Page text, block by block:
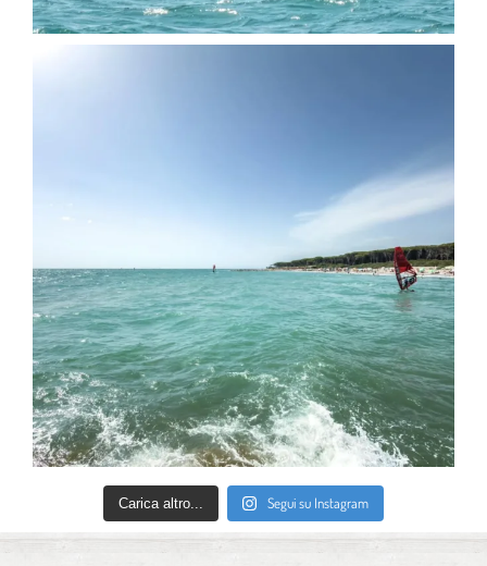
Carica altro... Segui su Instagram